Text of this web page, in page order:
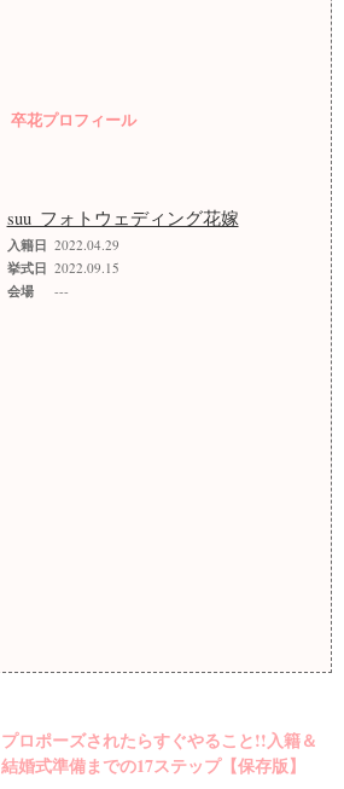
卒花プロフィール
suu_フォトウェディング花嫁
入籍日 2022.04.29
挙式日 2022.09.15
会場 ---
プロポーズされたらすぐやること!!入籍＆
結婚式準備までの17ステップ【保存版】